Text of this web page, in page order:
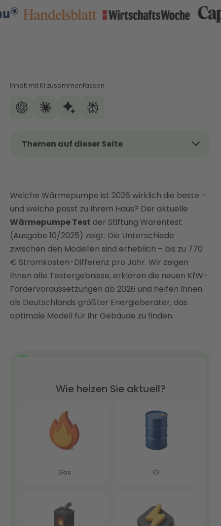
Inhalt mit KI zusammenfassen
Themen auf dieser Seite
Wärmepumpen-Vergleich: Top 3-Modelle im
Kurzportrait
Wärmepumpen im Vergleich: Alle Typen, Bauarten
& Wärmequellen
Die besten Wärmepumpen im Test: Diese Kriterien
wurden miteinander verglichen
Checkliste: So finden Sie nach unserem
Wärmepumpen-Test das richtige Modell
Wärmepumpe im Test – mit Enter das richtige
Modell für Ihre Bedürfnisse finden
Welche Wärmepumpe ist 2026 wirklich die beste –
und welche passt zu Ihrem Haus? Der aktuelle
Wärmepumpe Test der Stiftung Warentest
(Ausgabe 10/2025) zeigt: Die Unterschiede
zwischen den Modellen sind erheblich – bis zu 770
€ Stromkosten-Differenz pro Jahr. Wir zeigen
Ihnen alle Testergebnisse, erklären die neuen KfW-
Fördervoraussetzungen ab 2026 und helfen Ihnen
als Deutschlands größter Energieberater, das
optimale Modell für Ihr Gebäude zu finden.